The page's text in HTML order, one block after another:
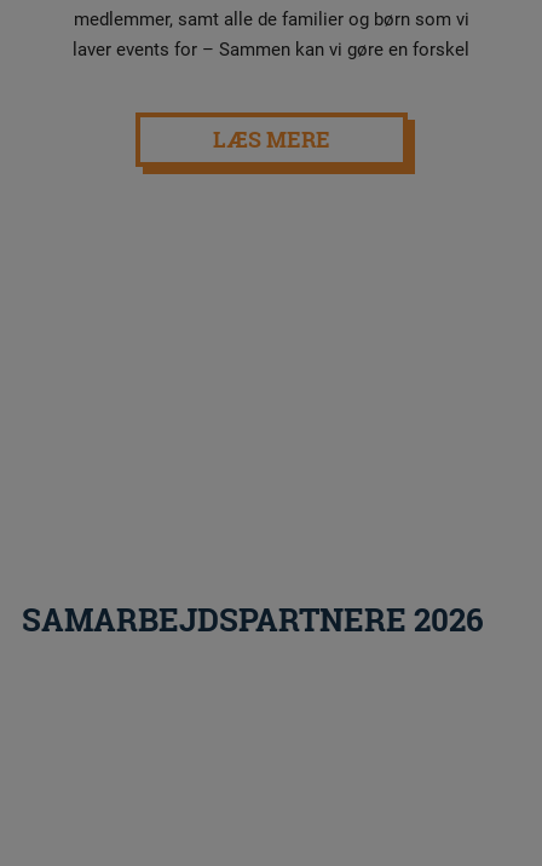
medlemmer, samt alle de familier og børn som vi
laver events for – Sammen kan vi gøre en forskel
LÆS MERE
SAMARBEJDSPARTNERE 2026